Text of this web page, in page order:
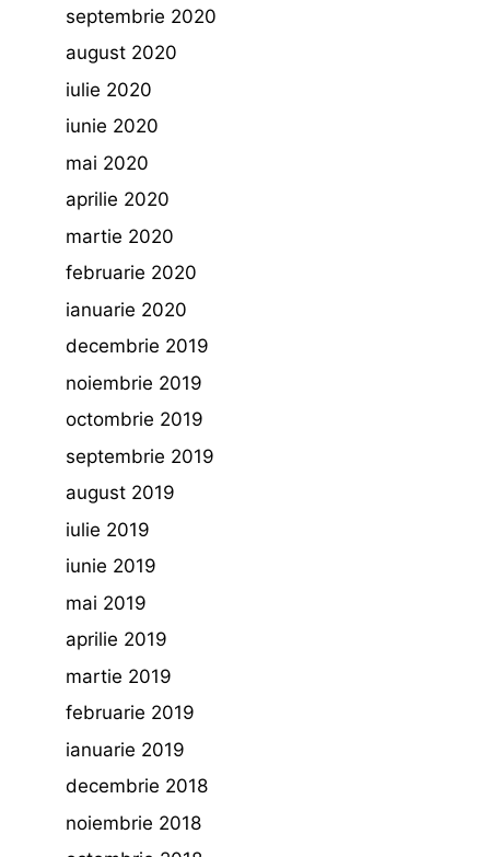
septembrie 2020
august 2020
iulie 2020
iunie 2020
mai 2020
aprilie 2020
martie 2020
februarie 2020
ianuarie 2020
decembrie 2019
noiembrie 2019
octombrie 2019
septembrie 2019
august 2019
iulie 2019
iunie 2019
mai 2019
aprilie 2019
martie 2019
februarie 2019
ianuarie 2019
decembrie 2018
noiembrie 2018